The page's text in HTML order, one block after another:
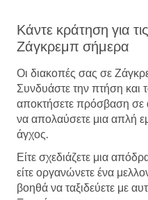
Κάντε κράτηση για
Ζάγκρεμπ σήμερα
Οι διακοπές σας σε
Συνδυάστε την πτήση και
αποκτήσετε πρόσβαση σε
να απολαύσετε μια απλή
άγχος.
Είτε σχεδιάζετε μια
είτε οργανώνετε ένα
βοηθά να ταξιδεύετε με